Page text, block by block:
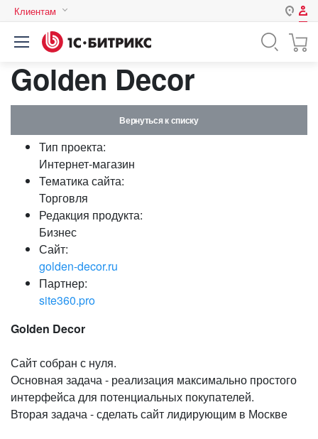
Клиентам
Авторизация
Нет аккаунта?
Логин
Пароль
Golden Decor
Вернуться к списку
Тип проекта:
Интернет-магазин
Тематика сайта:
Торговля
Редакция продукта:
Бизнес
Сайт:
golden-decor.ru
Партнер:
site360.pro
Golden Decor
Сайт собран с нуля.
Основная задача - реализация максимально простого
интерфейса для потенциальных покупателей.
Вторая задача - сделать сайт лидирующим в Москве